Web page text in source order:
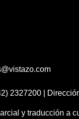
2327200 |
y traducción a